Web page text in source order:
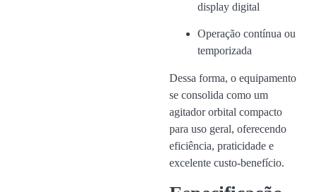
display digital
Operação contínua ou
temporizada
Dessa forma, o equipamento
se consolida como um
agitador orbital compacto
para uso geral, oferecendo
eficiência, praticidade e
excelente custo-benefício.